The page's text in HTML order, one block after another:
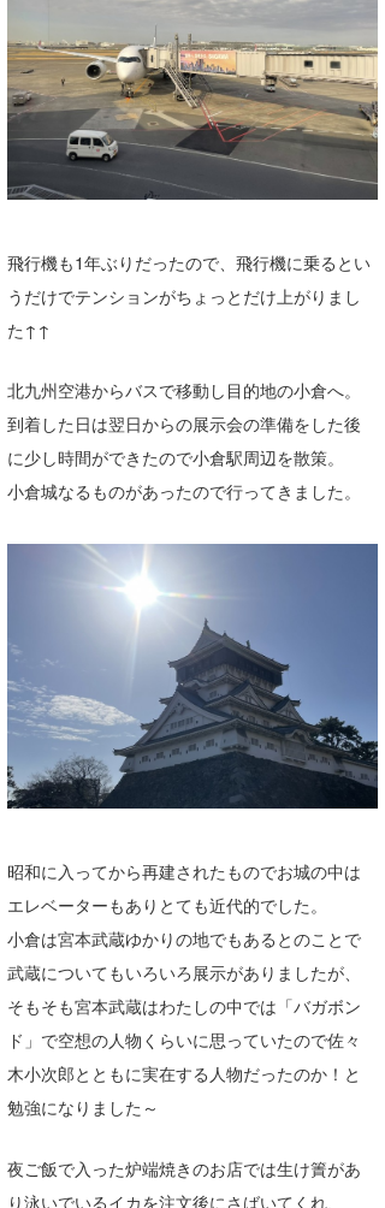
飛行機も1年ぶりだったので、飛行機に乗るとい
うだけでテンションがちょっとだけ上がりまし
た↑↑
北九州空港からバスで移動し目的地の小倉へ。
到着した日は翌日からの展示会の準備をした後
に少し時間ができたので小倉駅周辺を散策。
小倉城なるものがあったので行ってきました。
昭和に入ってから再建されたものでお城の中は
エレベーターもありとても近代的でした。
小倉は宮本武蔵ゆかりの地でもあるとのことで
武蔵についてもいろいろ展示がありましたが、
そもそも宮本武蔵はわたしの中では「バガボン
ド」で空想の人物くらいに思っていたので佐々
木小次郎とともに実在する人物だったのか！と
勉強になりました～
夜ご飯で入った炉端焼きのお店では生け簀があ
り泳いでいるイカを注文後にさばいてくれ、
Core Surf Japan
Naoya Kimoto
mitsuteru Kamio
Yasunari Inoue
arukasvision
熊谷素子
メディア
SURFMEDIA
Colors MAGAZINE
波伝説アンバサダー/プロライダー
福島寿実子
嵯峨明日香
植村未来
NOBUFUKU
喜納海人
波伝説スタッフ
+☆maki☆+
ECE
G◎Da
MIN
mitz
OYZ
S.K
Soulman
VAGY
waka☆=
YUKI☆
たっちー
ハンマー